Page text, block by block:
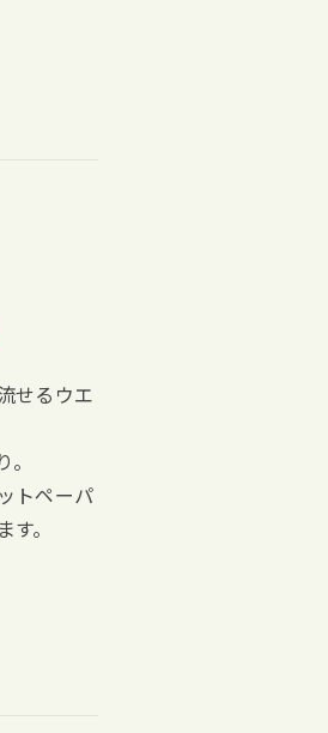
せるウエ
トペーパ
。